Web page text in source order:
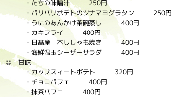
・たちの味噌汁 250円
・パリパリポテトのツナマヨグラタン 250円
・うにのあんかけ茶碗蒸し 400円
・カキフライ 400円
・日髙産 本ししゃも焼き 400円
・海鮮温玉シーザーサラダ 400円
◎ 甘味
・カップスィートポテト 320円
・チョコパフェ 400円
・抹茶パフェ 400円